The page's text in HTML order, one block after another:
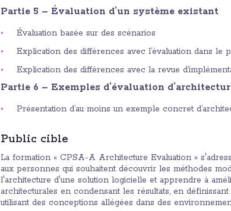
Partie 5 – Évaluation d’un système existant
Évaluation basée sur des scénarios
Explication des différences avec l’évaluation dans le
Explication des différences avec la revue
Partie 6 – Exemples d’évaluation
Présentation d’au moins un exemple concret
Public cible
La formation « CPSA-A Architecture Evaluation »
aux personnes qui souhaitent découvrir les méthodes
l'architecture d'une solution logicielle et apprendre à
architecturales en condensant les résultats, en
utilisant des conceptions allégées dans des